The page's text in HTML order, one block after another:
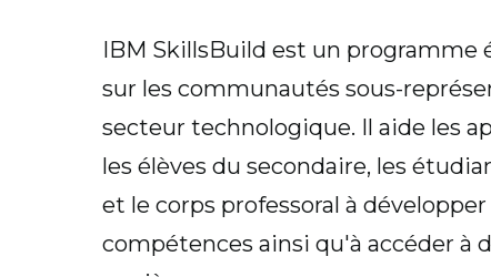
IBM SkillsBuild est un programme
sur les communautés sous-
secteur technologique. Il aide les
les élèves du secondaire, les
et le corps professoral à
compétences ainsi qu'à accéder à